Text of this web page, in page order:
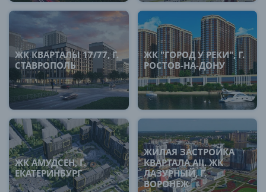
ЖК КВАРТАЛЫ 17/77, Г.
СТАВРОПОЛЬ
ЖК "ГОРОД У РЕКИ", Г.
РОСТОВ-НА-ДОНУ
ЖК АМУДСЕН, Г.
ЕКАТЕРИНБУРГ
ЖИЛАЯ ЗАСТРОЙКА
КВАРТАЛА AII. ЖК
ЛАЗУРНЫЙ, Г.
ВОРОНЕЖ